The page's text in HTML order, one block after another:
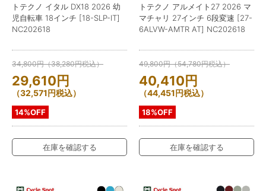
トテクノ イタル DX18 2026 幼
児自転車 18インチ [18-SLP-IT]
NC202618
34,800円（38,280円税込）
29,610円
（32,571円税込）
14%OFF
在庫を確認する
トテクノ アルメイト27 2026 マ
マチャリ 27インチ 6段変速 [27-
6ALVW-AMTR AT] NC202618
49,800円（54,780円税込）
40,410円
（44,451円税込）
18%OFF
在庫を確認する